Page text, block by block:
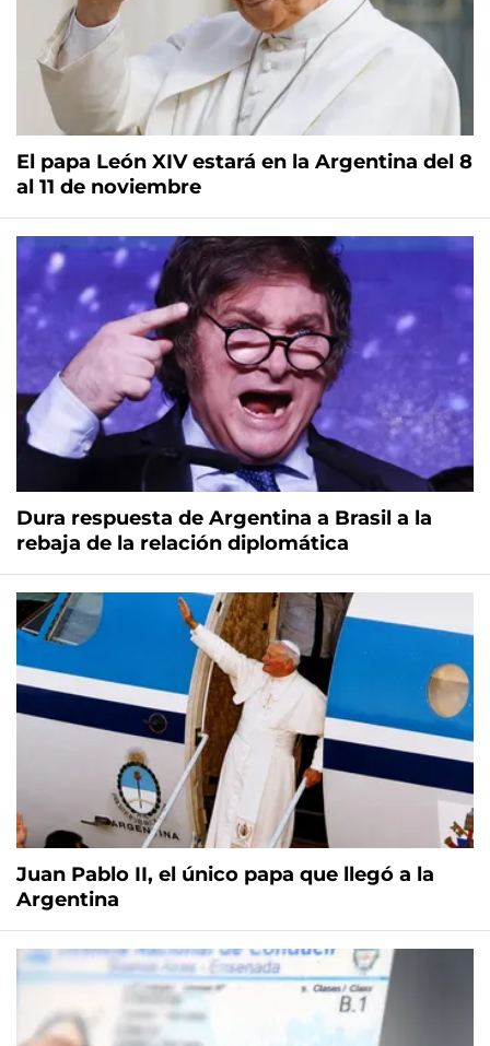
El papa León XIV estará en la Argentina del 8
al 11 de noviembre
Dura respuesta de Argentina a Brasil a la
rebaja de la relación diplomática
Juan Pablo II, el único papa que llegó a la
Argentina